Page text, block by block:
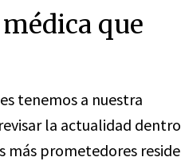
que
tenemos a nuestra
la actualidad dentro
más prometedores reside